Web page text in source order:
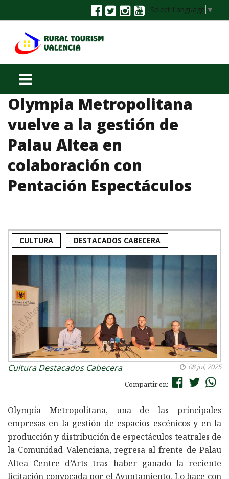
Select Language ▼
Olympia Metropolitana
vuelve a la gestión de
Palau Altea en
colaboración con
Pentación Espectáculos
CULTURA DESTACADOS CABECERA
Cultura Destacados Cabecera
08 jul, 2025
Compartir en:
Olympia Metropolitana, una de las principales
empresas en la gestión de espacios escénicos y en la
producción y distribución de espectáculos teatrales de
la Comunidad Valenciana, regresa al frente de Palau
Altea Centre d’Arts tras haber ganado la reciente
licitación convocada por el Ayuntamiento. Lo hace con